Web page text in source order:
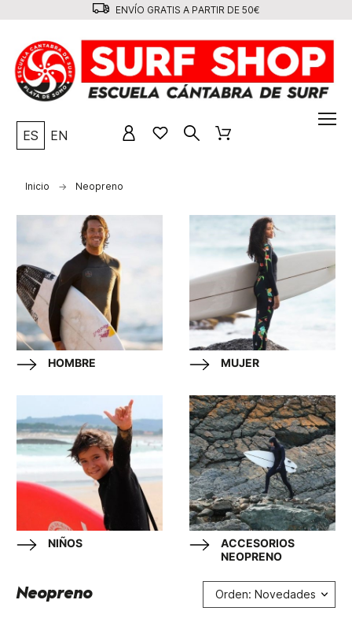
ENVÍO GRATIS A PARTIR DE 50€
ES EN
Inicio Neopreno
HOMBRE MUJER
NIÑOS
ACCESORIOS
NEOPRENO
Neopreno Orden: Novedades